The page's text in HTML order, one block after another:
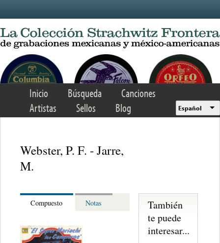
Inicio Búsqueda
Canciones
Artistas
Sellos Blog Español
Webster, P. F. - Jarre,
M.
Compuesto Notas
También
te puede
interesar...